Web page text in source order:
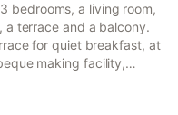
bedrooms, a living room,
terrace and a balcony.
for quiet breakfast, at
making facility,
along the lake Balaton.